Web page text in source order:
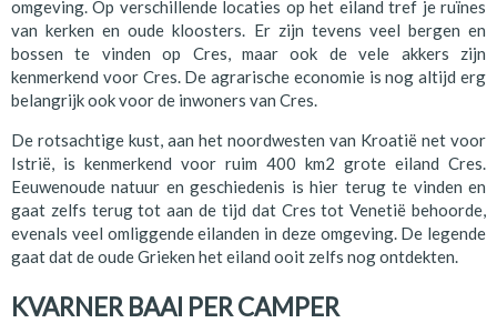
omgeving. Op verschillende locaties op het eiland tref je ruïnes
van kerken en oude kloosters. Er zijn tevens veel bergen en
bossen te vinden op Cres, maar ook de vele akkers zijn
kenmerkend voor Cres. De agrarische economie is nog altijd erg
belangrijk ook voor de inwoners van Cres.
De rotsachtige kust, aan het noordwesten van Kroatië net voor
Istrië, is kenmerkend voor ruim 400 km2 grote eiland Cres.
Eeuwenoude natuur en geschiedenis is hier terug te vinden en
gaat zelfs terug tot aan de tijd dat Cres tot Venetië behoorde,
evenals veel omliggende eilanden in deze omgeving. De legende
gaat dat de oude Grieken het eiland ooit zelfs nog ontdekten.
KVARNER BAAI PER CAMPER